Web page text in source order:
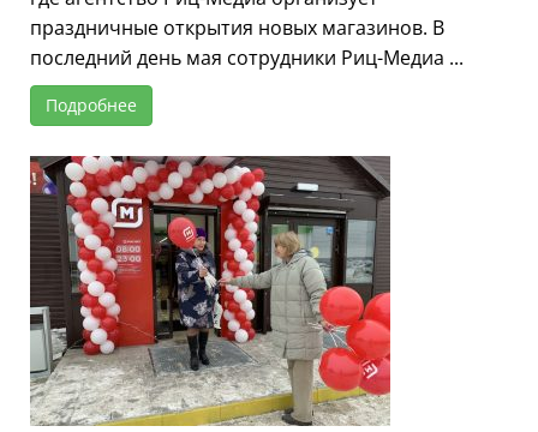
праздничные открытия новых магазинов. В
последний день мая сотрудники Риц-Медиа ...
Подробнее